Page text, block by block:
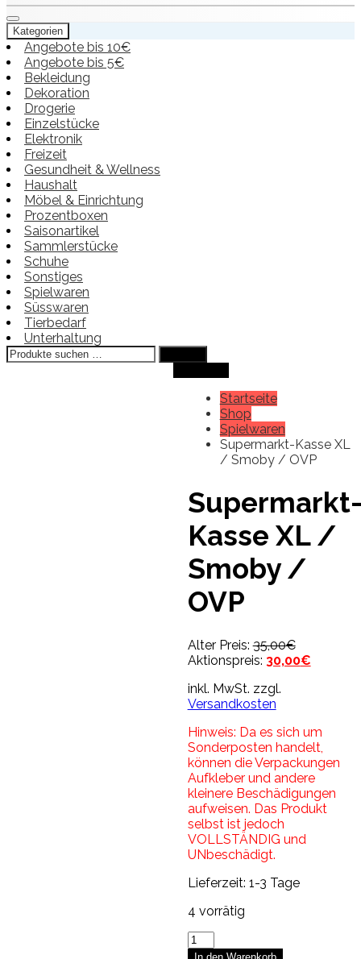
Kategorien
Angebote bis 10€
Angebote bis 5€
Bekleidung
Dekoration
Drogerie
Einzelstücke
Elektronik
Freizeit
Gesundheit & Wellness
Haushalt
Möbel & Einrichtung
Prozentboxen
Saisonartikel
Sammlerstücke
Schuhe
Sonstiges
Spielwaren
Süsswaren
Tierbedarf
Unterhaltung
Suchen
nach:
Startseite
Shop
Spielwaren
Supermarkt-Kasse XL
/ Smoby / OVP
Kasse XL /
Smoby /
OVP
Alter Preis: 35,00€
Preis
Aktionspreis: 30,00€
inkl. MwSt. zzgl.
Versandkosten
Hinweis: Da es sich um
Sonderposten handelt,
können die Verpackungen
Aufkleber und andere
kleinere Beschädigungen
aufweisen. Das Produkt
selbst ist jedoch
VOLLSTÄNDIG und
UNbeschädigt.
Lieferzeit: 1-3 Tage
4 vorrätig
Supermarkt-
Kasse